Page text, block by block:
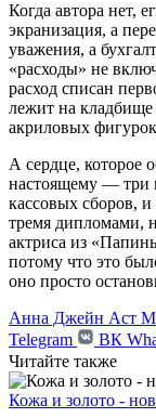
Когда автора нет,
экранизация, а
уважения, а
«расходы» не
расход списан
лежит на кладбище
акриловых
А сердце, которое
настоящему — три
кассовых сборов,
тремя дипломами,
актриса из
потому что это
оно просто
Анна Джейн Аст
Telegram
ВК
Читайте также
Кожа и золото -